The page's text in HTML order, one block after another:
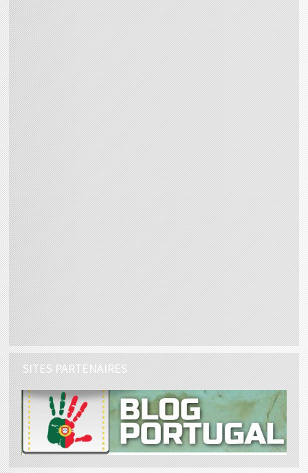
SITES PARTENAIRES